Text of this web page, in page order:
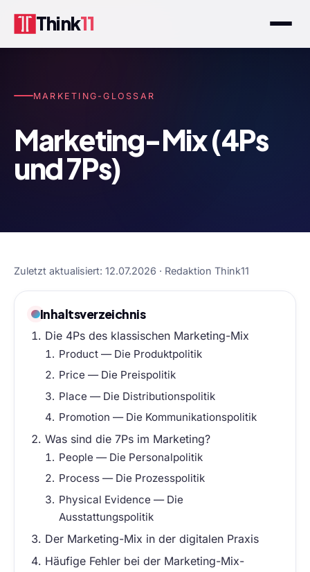
Think11
MARKETING-GLOSSAR
Marketing-Mix (4Ps
und 7Ps)
Zuletzt aktualisiert: 12.07.2026 · Redaktion Think11
Inhaltsverzeichnis
Die 4Ps des klassischen Marketing-Mix
Product — Die Produktpolitik
Price — Die Preispolitik
Place — Die Distributionspolitik
Promotion — Die Kommunikationspolitik
Was sind die 7Ps im Marketing?
People — Die Personalpolitik
Process — Die Prozesspolitik
Physical Evidence — Die
Ausstattungspolitik
Der Marketing-Mix in der digitalen Praxis
Häufige Fehler bei der Marketing-Mix-